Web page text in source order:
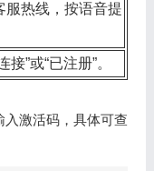
服热线，按语音提
”或“已注册”。
激活码，具体可查